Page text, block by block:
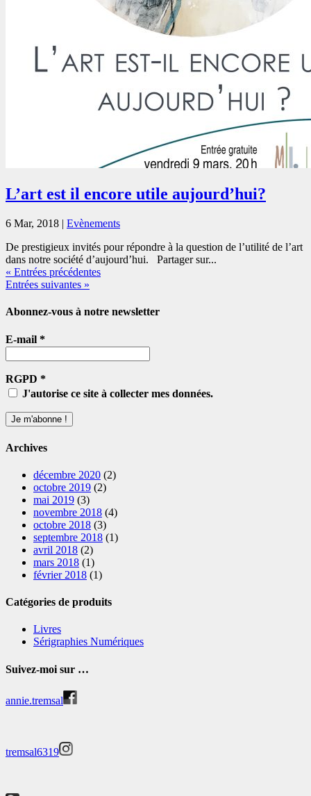
L’art est il encore utile aujourd’hui?
6 Mar, 2018 | Evènements
De prestigieux invités pour répondre à la question de l’utilité de l’art
dans notre société d’aujourd’hui. Partager sur...
« Entrées précédentes
Entrées suivantes »
Abonnez-vous à notre newsletter
E-mail *
RGPD *
J'autorise ce site à collecter mes données.
Archives
décembre 2020 (2)
octobre 2019 (2)
mai 2019 (3)
novembre 2018 (4)
octobre 2018 (3)
septembre 2018 (1)
avril 2018 (2)
mars 2018 (1)
février 2018 (1)
Catégories de produits
Livres
Sérigraphies Numériques
Suivez-moi sur …
annie.tremsal
tremsal6319